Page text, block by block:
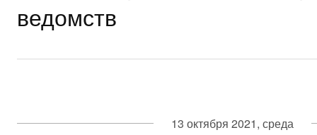
ведомств
13 октября 2021, среда